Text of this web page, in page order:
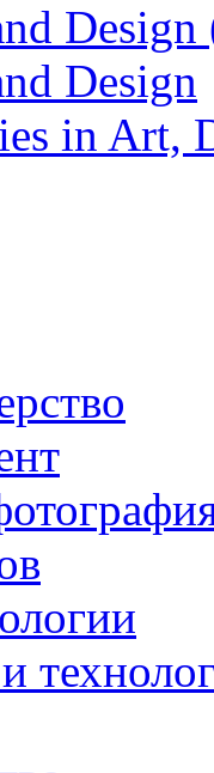
Design
Design
in Art,